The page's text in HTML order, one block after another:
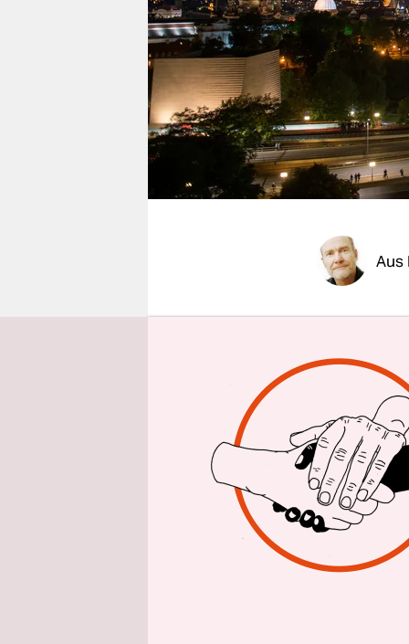
veranstaltungen
shop
fragen & hilfe
unterstützen
genossenschaft
Aus
Eine
entpuppt
auf
Sonntag
gewesen.
DieBild
-
Opfer